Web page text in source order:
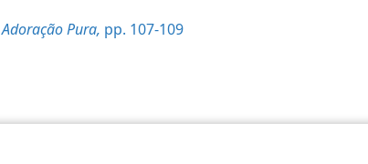
Adoração Pura, pp. 107-109